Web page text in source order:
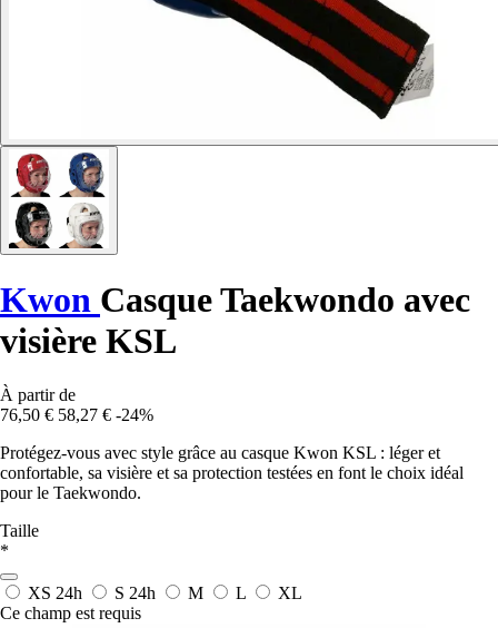
Kwon Casque Taekwondo avec
visière KSL
À partir de
76,50 € 58,27 € -24%
Protégez-vous avec style grâce au casque Kwon KSL : léger et
confortable, sa visière et sa protection testées en font le choix idéal
pour le Taekwondo.
Taille
*
XS 24h S 24h M L
XL
Ce champ est requis